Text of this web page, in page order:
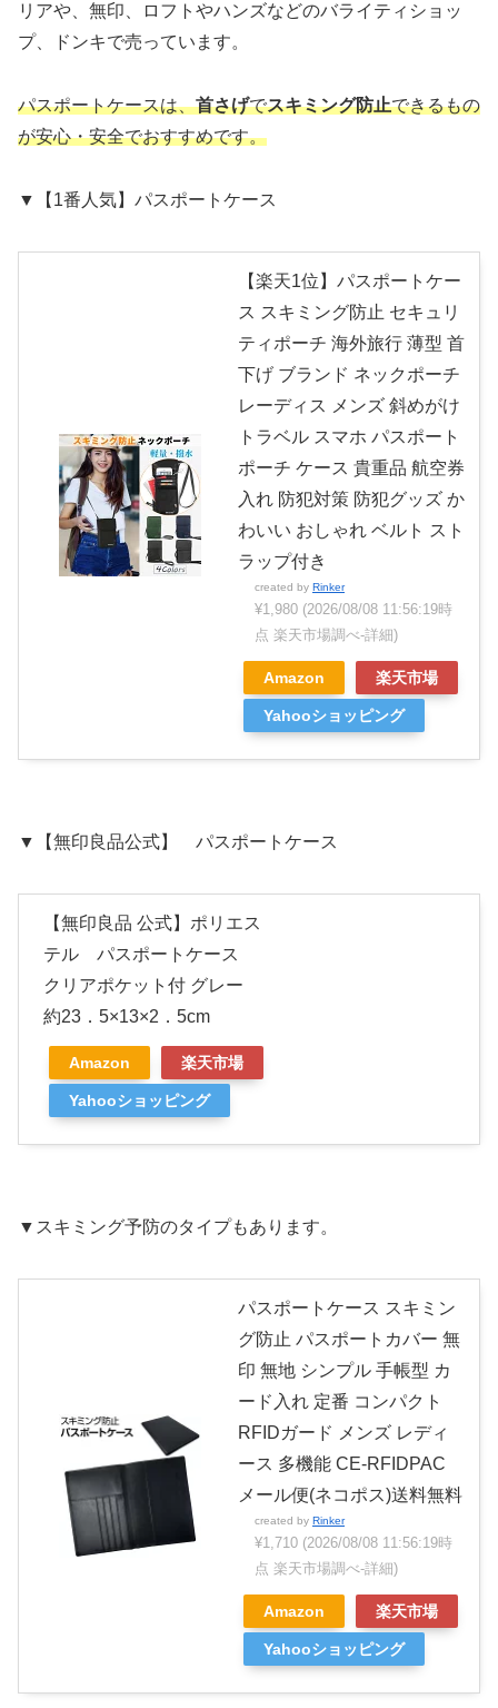
リアや、無印、ロフトやハンズなどのバライティショッ
プ、ドンキで売っています。
パスポートケースは、首さげでスキミング防止できるもの
が安心・安全でおすすめです。
▼【1番人気】パスポートケース
【楽天1位】パスポートケー
ス スキミング防止 セキュリ
ティポーチ 海外旅行 薄型 首
下げ ブランド ネックポーチ
レーディス メンズ 斜めがけ
トラベル スマホ パスポート
ポーチ ケース 貴重品 航空券
入れ 防犯対策 防犯グッズ か
わいい おしゃれ ベルト スト
ラップ付き
created by Rinker
¥1,980 (2026/08/08 11:56:19時
点 楽天市場調べ-詳細)
Amazon 楽天市場
Yahooショッピング
▼【無印良品公式】 パスポートケース
【無印良品 公式】ポリエス
テル パスポートケース
クリアポケット付 グレー
約23．5×13×2．5cm
Amazon 楽天市場
Yahooショッピング
▼スキミング予防のタイプもあります。
パスポートケース スキミン
グ防止 パスポートカバー 無
印 無地 シンプル 手帳型 カ
ード入れ 定番 コンパクト
RFIDガード メンズ レディ
ース 多機能 CE-RFIDPAC
メール便(ネコポス)送料無料
created by Rinker
¥1,710 (2026/08/08 11:56:19時
点 楽天市場調べ-詳細)
Amazon 楽天市場
Yahooショッピング